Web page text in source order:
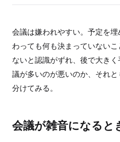
会議は嫌われやすい。予定を
わっても何も決まっていない
ないと認識がずれ、後で大き
議が多いのが悪いのか、それ
分けてみる。
会議が雑音になると